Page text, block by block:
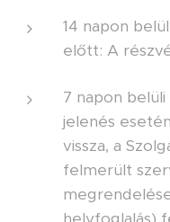
14 napon
előtt: A
7 napon
jelenés
vissza, a
felmerült